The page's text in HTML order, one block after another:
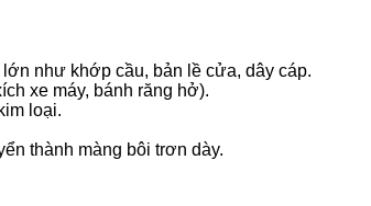
như khớp cầu, bản lề cửa, dây cáp.
xe máy, bánh răng hở).
loại.
thành màng bôi trơn dày.